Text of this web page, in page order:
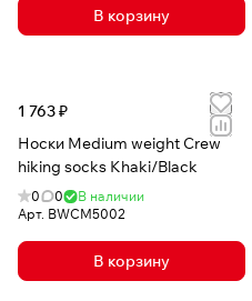
В корзину
1 763 ₽
Носки Medium weight Crew
hiking socks Khaki/Black
0 0
В наличии
Арт. BWCM5002
В корзину